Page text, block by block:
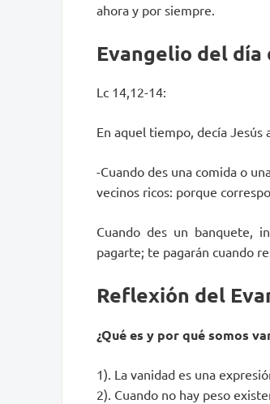
ahora y por siempre.
Evangelio del día
Lc 14,12-14:
En aquel tiempo, decía
-Cuando des una comida o
vecinos ricos: porque
Cuando des un banquete,
pagarte; te pagarán cuando
Reflexión del
¿Qué es y por qué somos
1). La vanidad es una
2). Cuando no hay peso